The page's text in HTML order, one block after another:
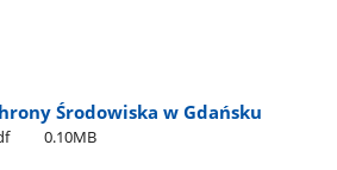
Środowiska w Gdańsku
0.10MB